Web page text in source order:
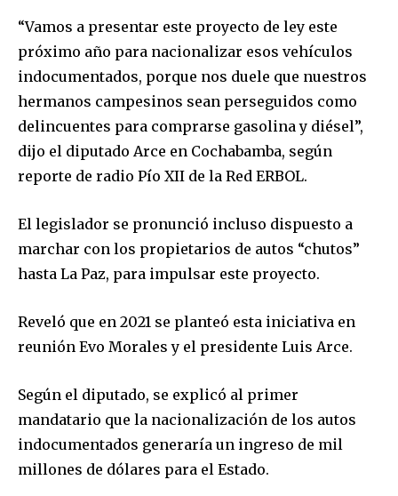
“Vamos a presentar este proyecto de ley este
próximo año para nacionalizar esos vehículos
indocumentados, porque nos duele que nuestros
hermanos campesinos sean perseguidos como
delincuentes para comprarse gasolina y diésel”,
dijo el diputado Arce en Cochabamba, según
reporte de radio Pío XII de la Red ERBOL.
El legislador se pronunció incluso dispuesto a
marchar con los propietarios de autos “chutos”
hasta La Paz, para impulsar este proyecto.
Reveló que en 2021 se planteó esta iniciativa en
reunión Evo Morales y el presidente Luis Arce.
Según el diputado, se explicó al primer
mandatario que la nacionalización de los autos
indocumentados generaría un ingreso de mil
millones de dólares para el Estado.